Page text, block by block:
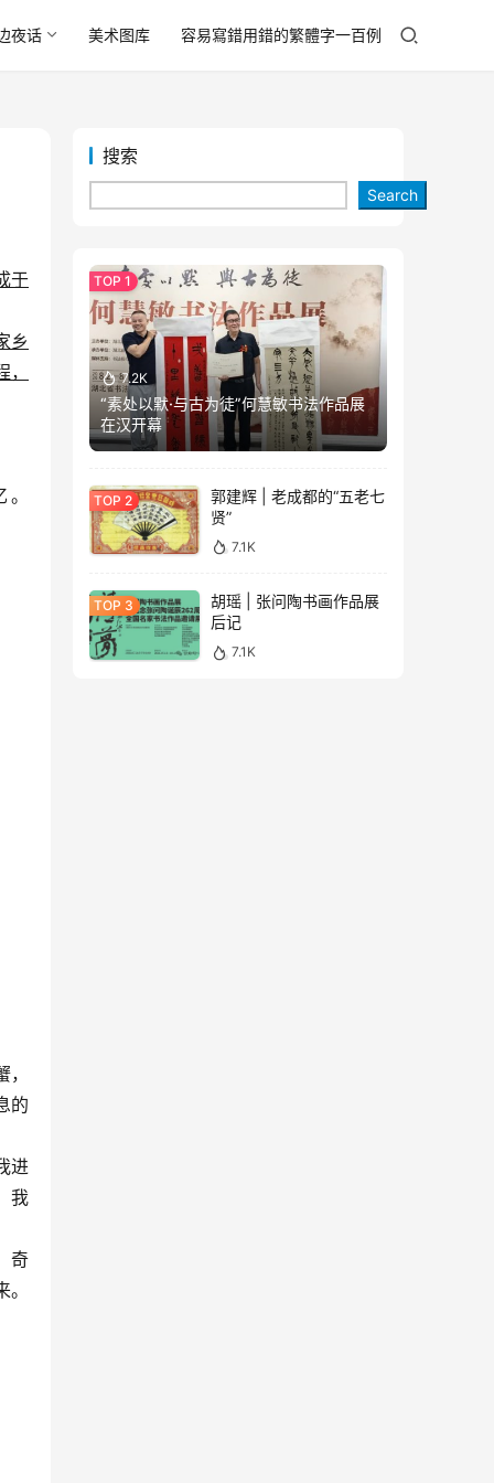
夜话 美术图库 容易寫錯用錯的繁體字一百例
于
乡
的
进
我
奇
搜索
Search
7.2K
“素处以默·与古为徒”何慧敏书法作品展
在汉开幕
郭建辉 | 老成都的“五老七
贤”
7.1K
胡瑶 | 张问陶书画作品展
后记
7.1K